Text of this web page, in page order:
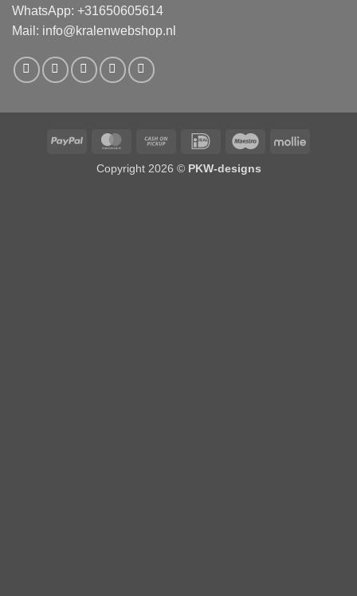
WhatsApp: +31650605614
Mail: info@kralenwebshop.nl
PayPal MasterCardCash
Pickup
IDeal Maestro Mollie
Copyright 2026 © PKW-designs